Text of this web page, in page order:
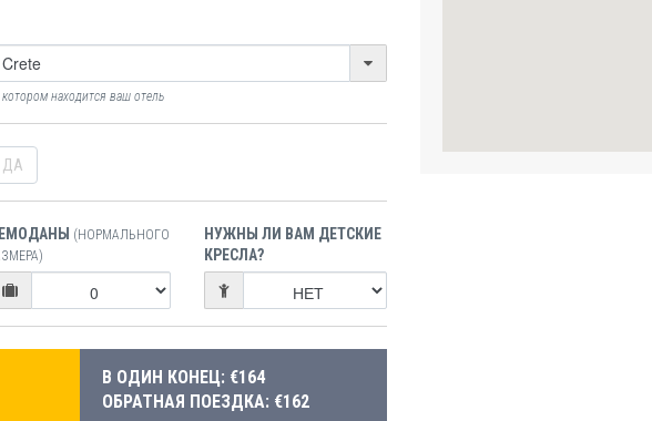
находится ваш отель
ДА
(НОРМАЛЬНОГО
НУЖНЫ ЛИ ВАМ ДЕТСКИЕ
КРЕСЛА?
В ОДИН КОНЕЦ: €164
ОБРАТНАЯ ПОЕЗДКА: €162